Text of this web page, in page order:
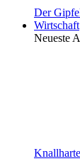
Der
Wirtschaft
Neueste